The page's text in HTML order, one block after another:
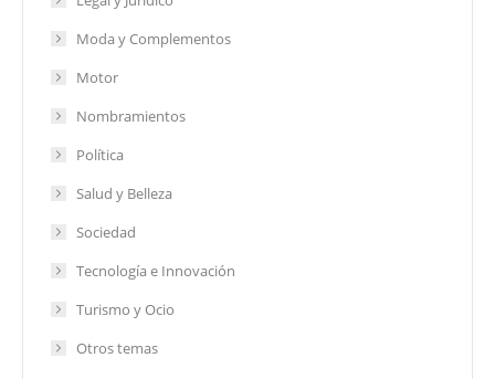
Moda y Complementos
Motor
Nombramientos
Política
Salud y Belleza
Sociedad
Tecnología e Innovación
Turismo y Ocio
Otros temas